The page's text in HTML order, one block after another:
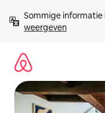
direct
naar
Sommige
weergeven